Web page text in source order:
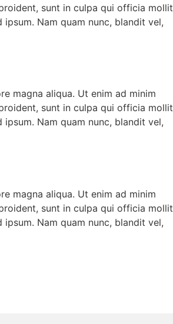
sunt in culpa qui officia mollit
Nam quam nunc, blandit vel,
magna aliqua. Ut enim ad minim
sunt in culpa qui officia mollit
Nam quam nunc, blandit vel,
magna aliqua. Ut enim ad minim
sunt in culpa qui officia mollit
Nam quam nunc, blandit vel,